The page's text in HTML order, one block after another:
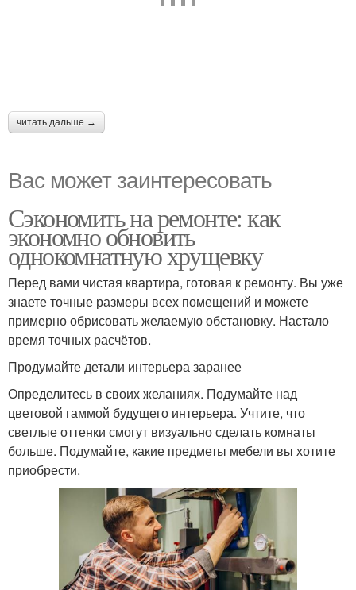
читать дальше →
Вас может заинтересовать
Сэкономить на ремонте: как
экономно обновить
однокомнатную хрущевку
Перед вами чистая квартира, готовая к ремонту. Вы уже
знаете точные размеры всех помещений и можете
примерно обрисовать желаемую обстановку. Настало
время точных расчётов.
Продумайте детали интерьера заранее
Определитесь в своих желаниях. Подумайте над
цветовой гаммой будущего интерьера. Учтите, что
светлые оттенки смогут визуально сделать комнаты
больше. Подумайте, какие предметы мебели вы хотите
приобрести.